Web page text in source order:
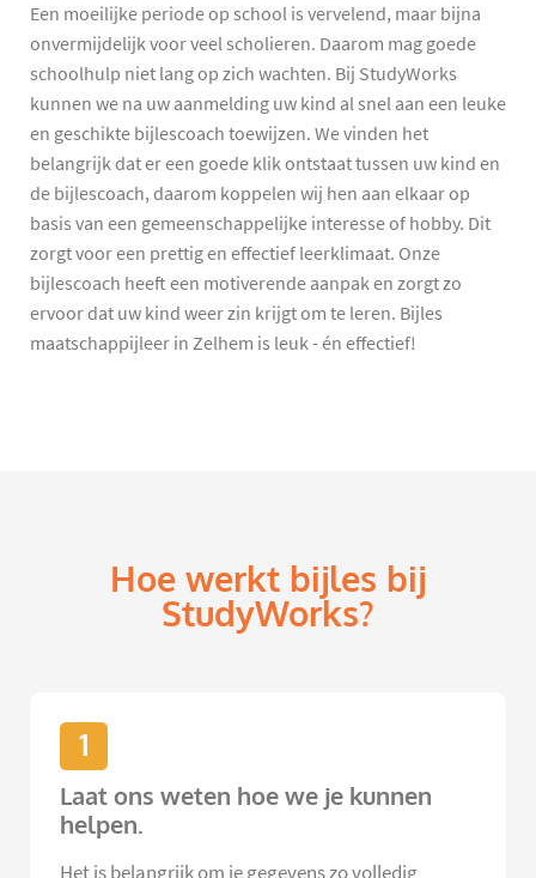
Een moeilijke periode op school is vervelend, maar bijna
onvermijdelijk voor veel scholieren. Daarom mag goede
schoolhulp niet lang op zich wachten. Bij StudyWorks
kunnen we na uw aanmelding uw kind al snel aan een leuke
en geschikte bijlescoach toewijzen. We vinden het
belangrijk dat er een goede klik ontstaat tussen uw kind en
de bijlescoach, daarom koppelen wij hen aan elkaar op
basis van een gemeenschappelijke interesse of hobby. Dit
zorgt voor een prettig en effectief leerklimaat. Onze
bijlescoach heeft een motiverende aanpak en zorgt zo
ervoor dat uw kind weer zin krijgt om te leren. Bijles
maatschappijleer in Zelhem is leuk - én effectief!
Hoe werkt bijles bij
StudyWorks?
1
Laat ons weten hoe we je kunnen
helpen.
Het is belangrijk om je gegevens zo volledig